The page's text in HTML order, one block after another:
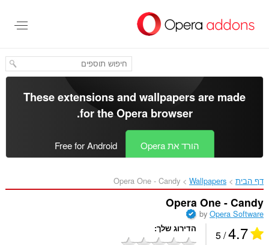
העיקרי
These extensions and wallpapers are made
for theOpera browser
.
הורד את Opera Free for Android
דף הבית Wallpapers
Opera One - Candy‎
Opera One - Candy
byOpera Software
4.7
/ 5 הדירוג שלך